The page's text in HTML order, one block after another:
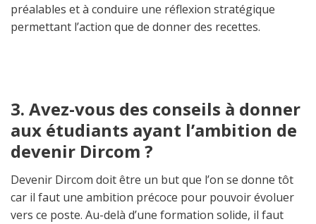
préalables et à conduire une réflexion stratégique
permettant l’action que de donner des recettes.
3. Avez-vous des conseils à donner
aux étudiants ayant l’ambition de
devenir Dircom ?
Devenir Dircom doit être un but que l’on se donne tôt
car il faut une ambition précoce pour pouvoir évoluer
vers ce poste. Au-delà d’une formation solide, il faut